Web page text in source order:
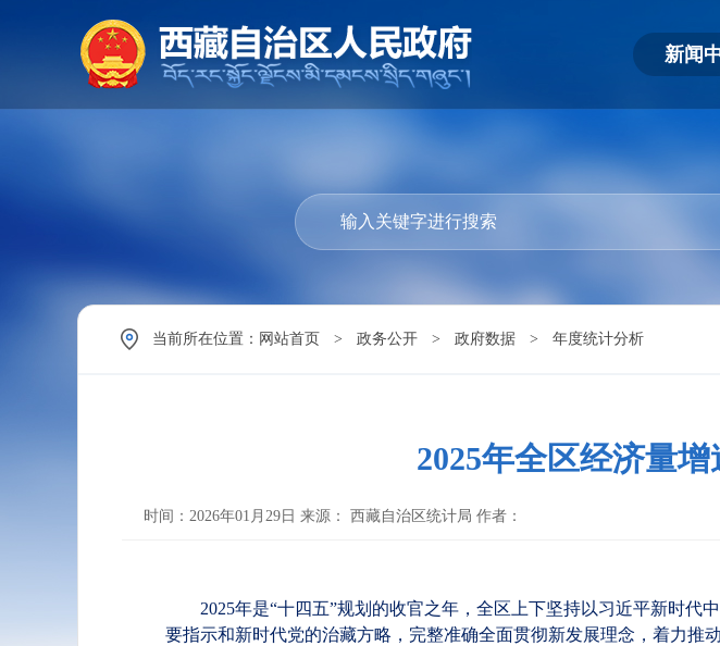
新闻
当前所在位置： 网站首页 > 政务公开 > 政府数据 > 年度统计分析
2025年全区经济量
时间：2026年01月29日 来源： 西藏自治区统计局 作者：
2025年是“十四五”规划的收官之年，全区上下坚持以习近平新时
要指示和新时代党的治藏方略，完整准确全面贯彻新发展理念，着力推